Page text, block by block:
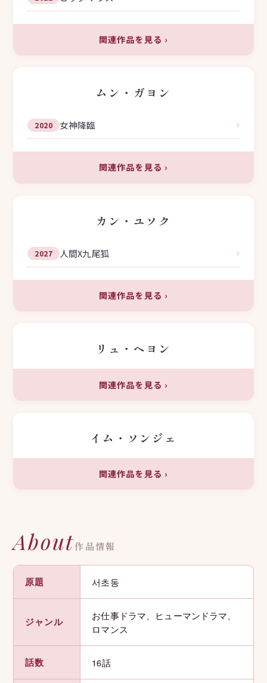
関連作品を見る ›
ムン・ガヨン
2020 女神降臨 ›
関連作品を見る ›
カン・ユソク
2027 人間X九尾狐 ›
関連作品を見る ›
リュ・ヘヨン
関連作品を見る ›
イム・ソンジェ
関連作品を見る ›
About作品情報
原題 서초동
ジャンル
お仕事ドラマ、ヒューマンドラマ、
ロマンス
話数 16話